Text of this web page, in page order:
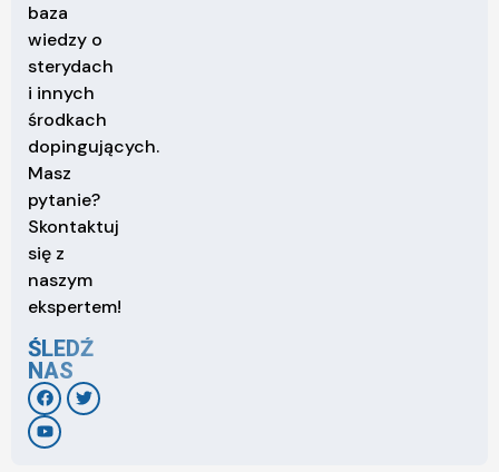
baza
wiedzy o
sterydach
i innych
środkach
dopingujących.
Masz
pytanie?
Skontaktuj
się z
naszym
ekspertem!
ŚLEDŹ
NAS